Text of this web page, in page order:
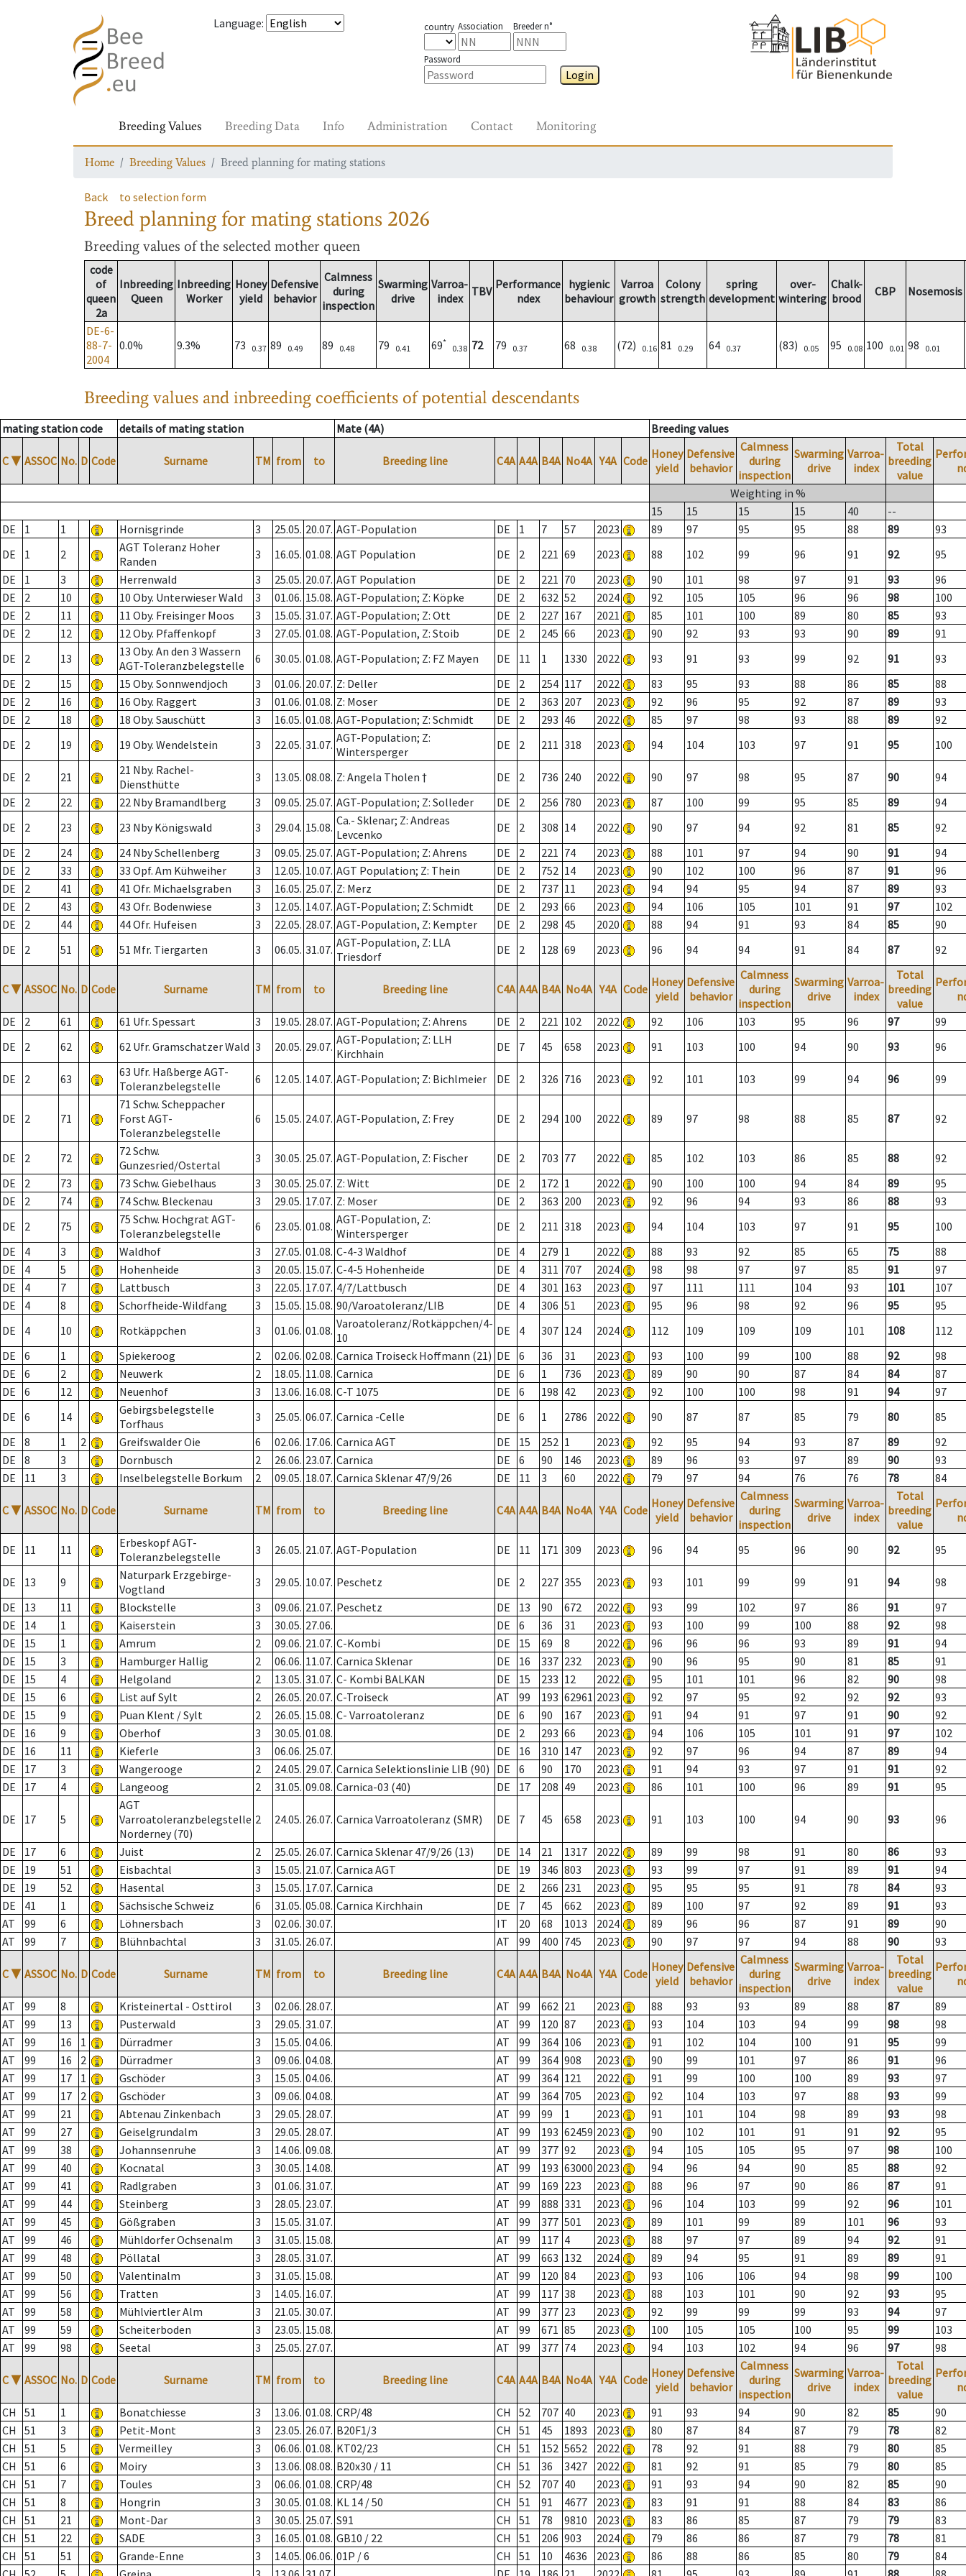
Language: country Association Breeder n°
Password
Login
Breeding Values Breeding Data Info Administration Contact Monitoring
Home Breeding Values Breed planning for mating stations
Back to selection form
Breed planning for mating stations 2026
Breeding values of the selected mother queen
code
of
queen
2a
Inbreeding
Queen
Inbreeding
Worker
Honey
yield
Defensive
behavior
Calmness
during
inspection
Swarming
drive
Varroa-
index
TBV Performance
ndex
hygienic
behaviour
Varroa
growth
Colony
strength
spring
development
over-
wintering
Chalk-
brood
CBP Nosemosis
DE-6-
88-7-
2004
0.0% 9.3% 73 0.37 89 0.49 89 0.48 79 0.41 69*
0.38 72 79 0.37 68 0.38 (72) 0.16 81 0.29 64 0.37 (83) 0.05 95 0.08 100 0.01 98 0.01
Breeding values and inbreeding coefficients of potential descendants
mating station code details of mating station Mate (4A) Breeding values
C ▼ ASSOC No. D Code Surname TM from to Breeding line C4A A4A B4A No4A Y4A Code Honey
yield
Defensive
behavior
Calmness
during
inspection
Swarming
drive
Varroa-
index
Total
breeding
value
Weighting in %
15
15 15 15 40
--
DE
1 1 Hornisgrinde 3 25.05. 20.07. AGT-Population DE 1 7 57 2023 89 97 95 95 88 89
93
DE
1 2
AGT Toleranz Hoher
Randen
3 16.05. 01.08. AGT Population DE 2 221 69 2023 88 102 99 96 91 92
95
DE
1 3 Herrenwald 3 25.05. 20.07. AGT Population DE 2 221 70 2023 90 101 98 97 91 93
96
DE
2 10 10 Oby. Unterwieser Wald 3 01.06. 15.08. AGT-Population; Z: Köpke DE 2 632 52 2024 92 105 105 96 96 98
100
DE
2 11 11 Oby. Freisinger Moos 3 15.05. 31.07. AGT-Population; Z: Ott DE 2 227 167 2021 85 101 100 89 80 85
93
DE
2 12 12 Oby. Pfaffenkopf 3 27.05. 01.08. AGT-Population, Z: Stoib DE 2 245 66 2023 90 92 93 93 90 89
91
DE
2 13
13 Oby. An den 3 Wassern
AGT-Toleranzbelegstelle
6 30.05. 01.08. AGT-Population; Z: FZ Mayen DE 11 1 1330 2022 93 91 93 99 92 91
93
DE
2 15 15 Oby. Sonnwendjoch 3 01.06. 20.07. Z: Deller DE 2 254 117 2022 83 95 93 88 86 85
88
DE
2 16 16 Oby. Raggert 3 01.06. 01.08. Z: Moser DE 2 363 207 2023 92 96 95 92 87 89
93
DE
2 18 18 Oby. Sauschütt 3 16.05. 01.08. AGT-Population; Z: Schmidt DE 2 293 46 2022 85 97 98 93 88 89
92
DE
2 19 19 Oby. Wendelstein 3 22.05. 31.07. AGT-Population; Z:
Wintersperger
DE 2 211 318 2023 94 104 103 97 91 95 100
DE 2 21
21 Nby. Rachel-
Diensthütte
3 13.05. 08.08. Z: Angela Tholen † DE 2 736 240 2022 90 97 98 95 87 90
94
DE
2 22 22 Nby Bramandlberg 3 09.05. 25.07. AGT-Population; Z: Solleder DE 2 256 780 2023 87 100 99 95 85 89
94
DE
2 23 23 Nby Königswald 3 29.04. 15.08. Ca.- Sklenar; Z: Andreas
Levcenko
DE 2 308 14 2022 90 97 94 92 81 85
92
DE
2 24 24 Nby Schellenberg 3 09.05. 25.07. AGT-Population; Z: Ahrens DE 2 221 74 2023 88 101 97 94 90 91
94
DE
2 33 33 Opf. Am Kühweiher 3 12.05. 10.07. AGT Population; Z: Thein DE 2 752 14 2023 90 102 100 96 87 91
96
DE
2 41 41 Ofr. Michaelsgraben 3 16.05. 25.07. Z: Merz DE 2 737 11 2023 94 94 95 94 87 89
93
DE
2 43 43 Ofr. Bodenwiese 3 12.05. 14.07. AGT-Population; Z: Schmidt DE 2 293 66 2023 94 106 105 101 91 97
102
DE
2 44 44 Ofr. Hufeisen 3 22.05. 28.07. AGT-Population, Z: Kempter DE 2 298 45 2020 88 94 91 93 84 85
90
DE
2 51 51 Mfr. Tiergarten 3 06.05. 31.07. AGT-Population, Z: LLA
Triesdorf
DE 2 128 69 2023 96 94 94 91 84 87 92
C ▼ ASSOC No. D Code Surname TM from to Breeding line C4A A4A B4A No4A Y4A Code Honey
yield
Defensive
behavior
Calmness
during
inspection
Swarming
drive
Varroa-
index
Total
breeding
value
DE
2 61 61 Ufr. Spessart 3 19.05. 28.07. AGT-Population; Z: Ahrens DE 2 221 102 2022 92 106 103 95 96 97
99
DE
2 62 62 Ufr. Gramschatzer Wald 3 20.05. 29.07. AGT-Population; Z: LLH
Kirchhain
DE 7 45 658 2023 91 103 100 94 90 93 96
DE 2 63
63 Ufr. Haßberge AGT-
Toleranzbelegstelle
6 12.05. 14.07. AGT-Population; Z: Bichlmeier DE 2 326 716 2023 92 101 103 99 94 96 99
DE 2 71
71 Schw. Scheppacher
Forst AGT-
Toleranzbelegstelle
6 15.05. 24.07. AGT-Population, Z: Frey DE 2 294 100 2022 89 97 98 88 85 87 92
DE 2 72
72 Schw.
Gunzesried/Ostertal
3 30.05. 25.07. AGT-Population, Z: Fischer DE 2 703 77 2022 85 102 103 86 85 88
92
DE
2 73 73 Schw. Giebelhaus 3 30.05. 25.07. Z: Witt DE 2 172 1 2022 90 100 100 94 84 89
95
DE
2 74 74 Schw. Bleckenau 3 29.05. 17.07. Z: Moser DE 2 363 200 2023 92 96 94 93 86 88
93
DE
2 75
75 Schw. Hochgrat AGT-
Toleranzbelegstelle
6 23.05. 01.08. AGT-Population, Z:
Wintersperger
DE 2 211 318 2023 94 104 103 97 91 95
100
DE
4 3 Waldhof 3 27.05. 01.08. C-4-3 Waldhof DE 4 279 1 2022 88 93 92 85 65 75
88
DE
4 5 Hohenheide 3 20.05. 15.07. C-4-5 Hohenheide DE 4 311 707 2024 98 98 97 97 85 91
97
DE
4 7 Lattbusch 3 22.05. 17.07. 4/7/Lattbusch DE 4 301 163 2023 97 111 111 104 93 101
107
DE
4 8 Schorfheide-Wildfang 3 15.05. 15.08. 90/Varoatoleranz/LIB DE 4 306 51 2023 95 96 98 92 96 95
95
DE
4 10 Rotkäppchen 3 01.06. 01.08. Varoatoleranz/Rotkäppchen/4-
10
DE 4 307 124 2024 112 109 109 109 101 108
112
DE
6 1 Spiekeroog 2 02.06. 02.08. Carnica Troiseck Hoffmann (21) DE 6 36 31 2023 93 100 99 100 88 92
98
DE
6 2 Neuwerk 2 18.05. 11.08. Carnica DE 6 1 736 2023 89 90 90 87 84 84
87
DE
6 12 Neuenhof 3 13.06. 16.08. C-T 1075 DE 6 198 42 2023 92 100 100 98 91 94
97
DE
6 14
Gebirgsbelegstelle
Torfhaus
3 25.05. 06.07. Carnica -Celle DE 6 1 2786 2022 90 87 87 85 79 80
85
DE
8 1 2 Greifswalder Oie 6 02.06. 17.06. Carnica AGT DE 15 252 1 2023 92 95 94 93 87 89
92
DE
8 3 Dornbusch 2 26.06. 23.07. Carnica DE 6 90 146 2023 89 96 93 97 89 90
93
DE
11 3 Inselbelegstelle Borkum 2 09.05. 18.07. Carnica Sklenar 47/9/26 DE 11 3 60 2022 79 97 94 76 76 78 84
C ▼ ASSOC No. D Code Surname TM from to Breeding line C4A A4A B4A No4A Y4A Code Honey
yield
Defensive
behavior
Calmness
during
inspection
Swarming
drive
Varroa-
index
Total
breeding
value
DE 11 11
Erbeskopf AGT-
Toleranzbelegstelle
3 26.05. 21.07. AGT-Population DE 11 171 309 2023 96 94 95 96 90 92 95
DE 13 9
Naturpark Erzgebirge-
Vogtland
3 29.05. 10.07. Peschetz DE 2 227 355 2023 93 101 99 99 91 94
98
DE
13 11 Blockstelle 3 09.06. 21.07. Peschetz DE 13 90 672 2022 93 99 102 97 86 91
97
DE
14 1 Kaiserstein 3 30.05. 27.06. DE 6 36 31 2023 93 100 99 100 88 92
98
DE
15 1 Amrum 2 09.06. 21.07. C-Kombi DE 15 69 8 2022 96 96 96 93 89 91
94
DE
15 3 Hamburger Hallig 2 06.06. 11.07. Carnica Sklenar DE 16 337 232 2023 90 96 95 90 81 85
91
DE
15 4 Helgoland 2 13.05. 31.07. C- Kombi BALKAN DE 15 233 12 2022 95 101 101 96 82 90
98
DE
15 6 List auf Sylt 2 26.05. 20.07. C-Troiseck AT 99 193 62961 2023 92 97 95 92 92 92
93
DE
15 9 Puan Klent / Sylt 2 26.05. 15.08. C- Varroatoleranz DE 6 90 167 2023 91 94 91 97 91 90
92
DE
16 9 Oberhof 3 30.05. 01.08. DE 2 293 66 2023 94 106 105 101 91 97
102
DE
16 11 Kieferle 3 06.06. 25.07. DE 16 310 147 2023 92 97 96 94 87 89
94
DE
17 3 Wangerooge 2 24.05. 29.07. Carnica Selektionslinie LIB (90) DE 6 90 170 2023 91 94 93 97 91 91
92
DE
17 4 Langeoog 2 31.05. 09.08. Carnica-03 (40) DE 17 208 49 2023 86 101 100 96 89 91 95
DE 17 5
AGT
Varroatoleranzbelegstelle
Norderney (70)
2 24.05. 26.07. Carnica Varroatoleranz (SMR) DE 7 45 658 2023 91 103 100 94 90 93 96
DE 17 6 Juist 2 25.05. 26.07. Carnica Sklenar 47/9/26 (13) DE 14 21 1317 2022 89 99 98 91 80 86
93
DE
19 51 Eisbachtal 3 15.05. 21.07. Carnica AGT DE 19 346 803 2023 93 99 97 91 89 91
94
DE
19 52 Hasental 3 15.05. 17.07. Carnica DE 2 266 231 2023 95 95 95 91 78 84
93
DE
41 1 Sächsische Schweiz 6 31.05. 05.08. Carnica Kirchhain DE 7 45 662 2023 89 100 97 92 89 91
93
AT
99 6 Löhnersbach 3 02.06. 30.07. IT 20 68 1013 2024 89 96 96 87 91 89
90
AT
99 7 Blühnbachtal 3 31.05. 26.07. AT 99 400 745 2023 90 97 97 94 88 90 93
C ▼ ASSOC No. D Code Surname TM from to Breeding line C4A A4A B4A No4A Y4A Code Honey
yield
Defensive
behavior
Calmness
during
inspection
Swarming
drive
Varroa-
index
Total
breeding
value
AT
99 8 Kristeinertal - Osttirol 3 02.06. 28.07. AT 99 662 21 2023 88 93 93 89 88 87
89
AT
99 13 Pusterwald 3 29.05. 31.07. AT 99 120 87 2023 93 104 103 94 99 98
98
AT
99 16 1 Dürradmer 3 15.05. 04.06. AT 99 364 106 2023 91 102 104 100 91 95
99
AT
99 16 2 Dürradmer 3 09.06. 04.08. AT 99 364 908 2023 90 99 101 97 86 91
96
AT
99 17 1 Gschöder 3 15.05. 04.06. AT 99 364 121 2022 91 99 100 100 89 93
97
AT
99 17 2 Gschöder 3 09.06. 04.08. AT 99 364 705 2023 92 104 103 97 88 93
99
AT
99 21 Abtenau Zinkenbach 3 29.05. 28.07. AT 99 99 1 2023 91 101 104 98 89 93
98
AT
99 27 Geiselgrundalm 3 29.05. 28.07. AT 99 193 62459 2023 90 102 101 91 91 92
95
AT
99 38 Johannsenruhe 3 14.06. 09.08. AT 99 377 92 2023 94 105 105 95 97 98
100
AT
99 40 Kocnatal 3 30.05. 14.08. AT 99 193 63000 2023 94 96 94 90 85 88
92
AT
99 41 Radlgraben 3 01.06. 31.07. AT 99 169 223 2023 88 96 97 90 86 87
91
AT
99 44 Steinberg 3 28.05. 23.07. AT 99 888 331 2023 96 104 103 99 92 96
101
AT
99 45 Gößgraben 3 15.05. 31.07. AT 99 377 501 2023 89 101 99 89 101 96
93
AT
99 46 Mühldorfer Ochsenalm 3 31.05. 15.08. AT 99 117 4 2023 88 97 97 89 94 92
91
AT
99 48 Pöllatal 3 28.05. 31.07. AT 99 663 132 2024 89 94 95 91 89 89
91
AT
99 50 Valentinalm 3 31.05. 15.08. AT 99 120 84 2023 93 106 106 94 98 99
100
AT
99 56 Tratten 3 14.05. 16.07. AT 99 117 38 2023 88 103 101 90 92 93
95
AT
99 58 Mühlviertler Alm 3 21.05. 30.07. AT 99 377 23 2023 92 99 99 99 93 94
97
AT
99 59 Scheiterboden 3 23.05. 15.08. AT 99 671 85 2023 100 105 105 100 95 99
103
AT
99 98 Seetal 3 25.05. 27.07. AT 99 377 74 2023 94 103 102 94 96 97 98
C ▼ ASSOC No. D Code Surname TM from to Breeding line C4A A4A B4A No4A Y4A Code Honey
yield
Defensive
behavior
Calmness
during
inspection
Swarming
drive
Varroa-
index
Total
breeding
value
CH
51 1 Bonatchiesse 3 13.06. 01.08. CRP/48 CH 52 707 40 2023 91 93 94 90 82 85
90
CH
51 3 Petit-Mont 3 23.05. 26.07. B20F1/3 CH 51 45 1893 2023 80 87 84 87 79 78
82
CH
51 5 Vermeilley 3 06.06. 01.08. KT02/23 CH 51 152 5652 2022 78 92 91 88 79 80
85
CH
51 6 Moiry 3 13.06. 08.08. B20x30 / 11 CH 51 36 3427 2022 81 92 91 85 79 80
85
CH
51 7 Toules 3 06.06. 01.08. CRP/48 CH 52 707 40 2023 91 93 94 90 82 85
90
CH
51 8 Hongrin 3 30.05. 01.08. KL 14 / 50 CH 51 91 4677 2023 83 91 91 88 84 83
86
CH
51 21 Mont-Dar 3 30.05. 25.07. S91 CH 51 78 9810 2023 83 86 85 87 79 79
83
CH
51 22 SADE 3 16.05. 01.08. GB10 / 22 CH 51 206 903 2024 79 86 86 87 79 78
81
CH
51 51 Grande-Enne 3 14.05. 06.06. 01P / 6 CH 51 10 4636 2023 86 88 86 85 80 79
84